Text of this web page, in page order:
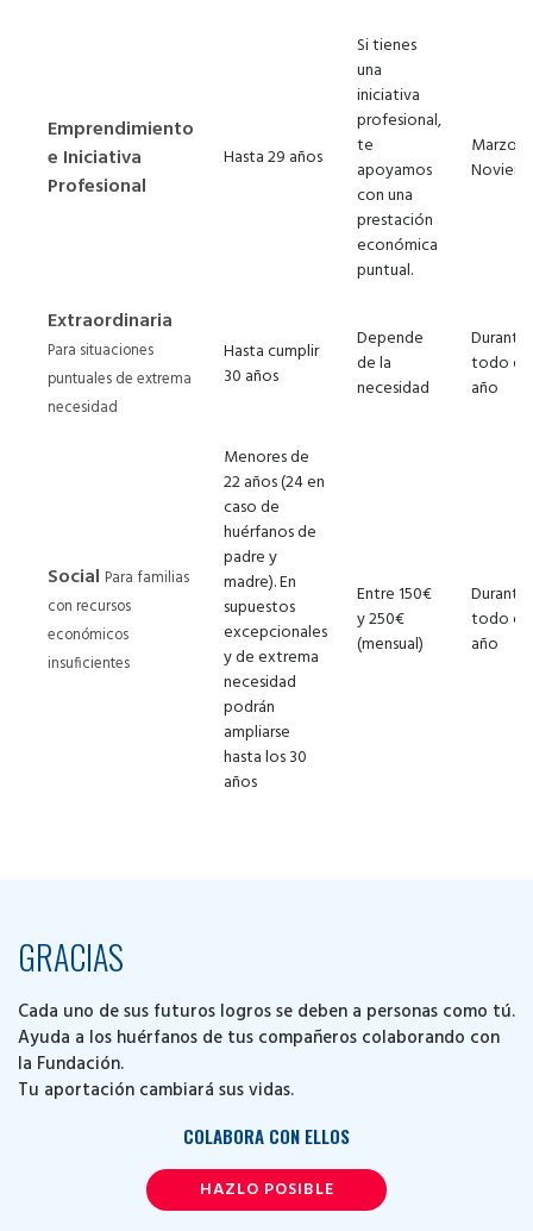
Emprendimiento
e Iniciativa
Profesional
Hasta 29 años
Si tienes
una
iniciativa
profesional,
te
apoyamos
con una
prestación
económica
puntual.
Marzo a
Extraordinaria
Para situaciones
puntuales de extrema
necesidad
Hasta cumplir
30 años
Depende
de la
necesidad
Durante
todo el
año
Social Para familias
con recursos
económicos
insuficientes
Menores de
22 años (24 en
caso de
huérfanos de
padre y
madre). En
supuestos
excepcionales
y de extrema
necesidad
podrán
ampliarse
hasta los 30
años
Entre 150€
y 250€
(mensual)
Durante
todo el
año
GRACIAS
Cada uno de sus futuros logros se deben a personas como tú.
Ayuda a los huérfanos de tus compañeros colaborando con
la Fundación.
Tu aportación cambiará sus vidas.
COLABORA CON ELLOS
HAZLO POSIBLE